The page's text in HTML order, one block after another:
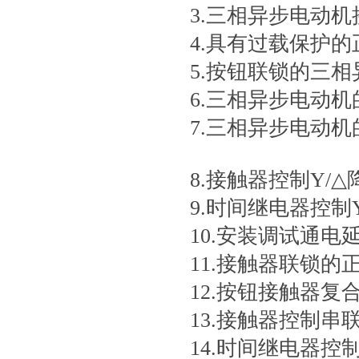
3.三相异步电动
4.具有过载保护
5.按钮联锁的三
6.三相异步电动
7.三相
8.接触器控制Y/△
9.时间继电器控
10.安装调试通电
11.接触器联锁的
12.按钮接触器复
13.接触器控制串
14.时间继电器控